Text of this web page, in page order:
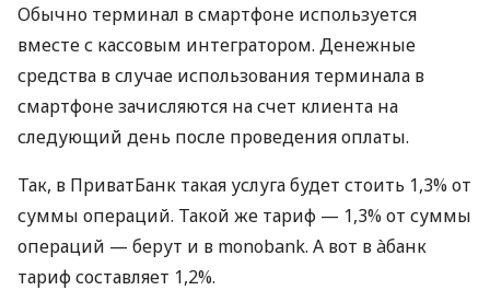
Обычно терминал в смартфоне используется
вместе с кассовым интегратором. Денежные
средства в случае использования терминала в
смартфоне зачисляются на счет клиента на
следующий день после проведения оплаты.
Так, в ПриватБанк такая услуга будет стоить 1,3% от
суммы операций. Такой же тариф — 1,3% от суммы
операций — берут и в monobank. А вот в àбанк
тариф составляет 1,2%.